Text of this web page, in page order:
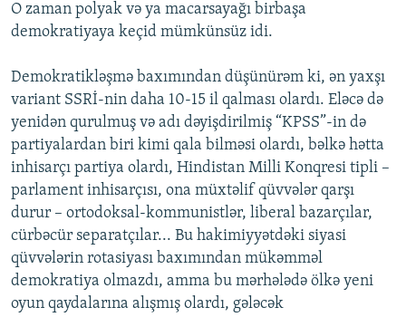
O zaman polyak və ya macarsayağı birbaşa
demokratiyaya keçid mümkünsüz idi.
Demokratikləşmə baxımından düşünürəm ki, ən yaxşı
variant SSRİ-nin daha 10-15 il qalması olardı. Eləcə də
yenidən qurulmuş və adı dəyişdirilmiş “KPSS”-in də
partiyalardan biri kimi qala bilməsi olardı, bəlkə hətta
inhisarçı partiya olardı, Hindistan Milli Konqresi tipli –
parlament inhisarçısı, ona müxtəlif qüvvələr qarşı
durur – ortodoksal-kommunistlər, liberal bazarçılar,
cürbəcür separatçılar... Bu hakimiyyətdəki siyasi
qüvvələrin rotasiyası baxımından mükəmməl
demokratiya olmazdı, amma bu mərhələdə ölkə yeni
oyun qaydalarına alışmış olardı, gələcək